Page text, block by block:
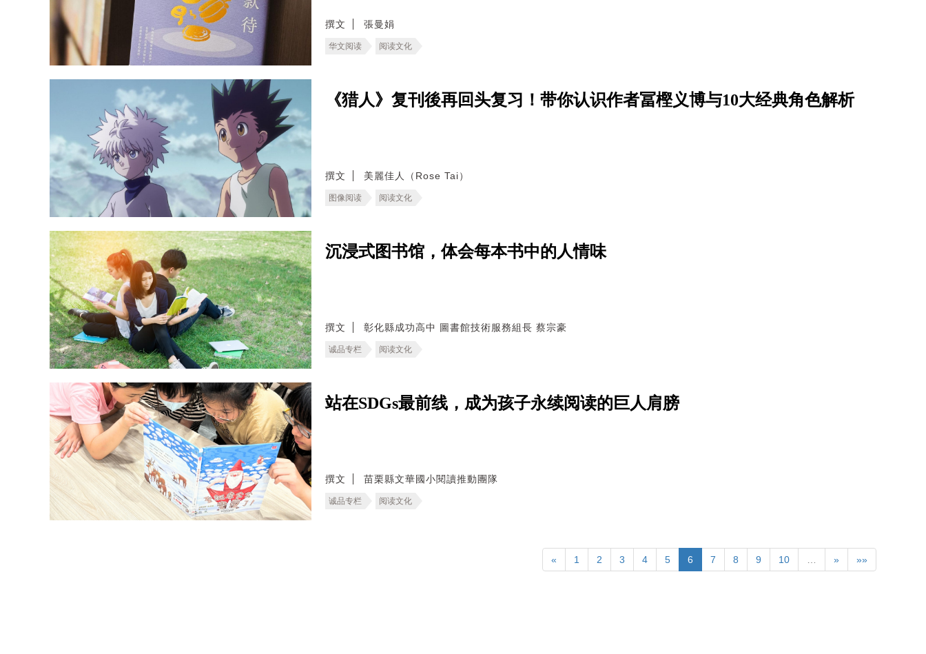
撰文 張曼娟
华文阅读 阅读文化
《猎人》复刊後再回头复习！带你认识作者冨樫义博与10大经典角色解析
撰文 美麗佳人（Rose Tai）
图像阅读 阅读文化
沉浸式图书馆，体会每本书中的人情味
撰文 彰化縣成功高中 圖書館技術服務組長 蔡宗豪
诚品专栏 阅读文化
站在SDGs最前线，成为孩子永续阅读的巨人肩膀
撰文 苗栗縣文華國小閱讀推動團隊
诚品专栏 阅读文化
« 1 2 3 4 5 6 7 8 9 10 … » »»